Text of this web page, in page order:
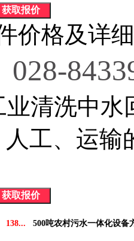
价格及详
028-
业清洗中
工、运输
138... 500吨农村污水一体化设备